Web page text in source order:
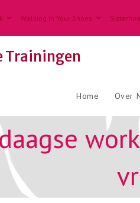
Walking In Your Shoes
Trainingen
Home Over